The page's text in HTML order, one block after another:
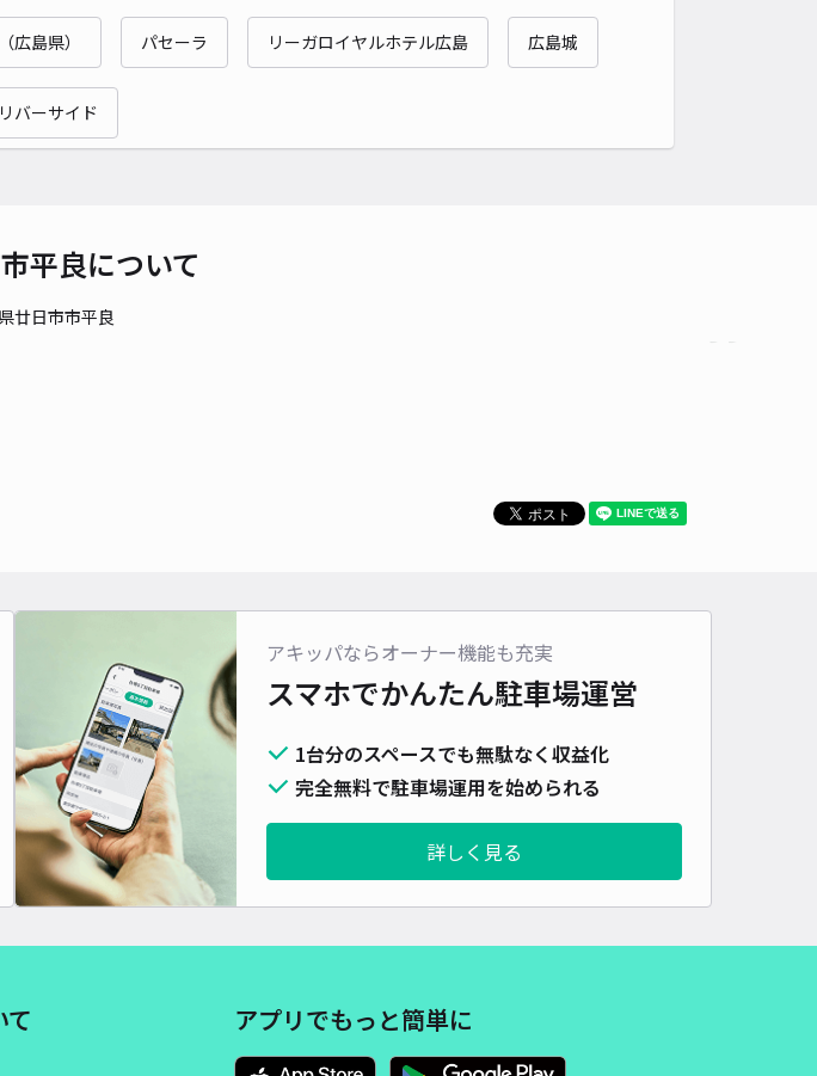
広島県） パセーラ リーガロイヤルホテル広島 広島城
バーサイド
平良について
廿日市市平良
アキッパならオーナー機能も充実
スマホでかんたん駐車場運営
1台分のスペースでも無駄なく収益化
完全無料で駐車場運用を始められる
詳しく見る
て アプリでもっと簡単に